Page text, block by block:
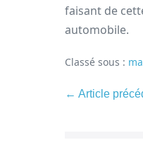
faisant de
automobile.
Classé sous :
← Article